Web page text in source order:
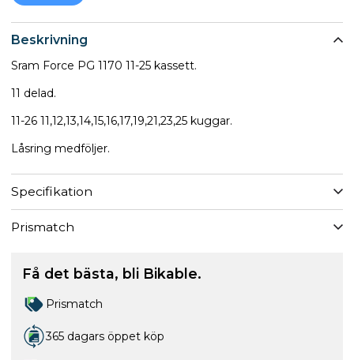
Beskrivning
Sram Force PG 1170 11-25 kassett.
11 delad.
11-26 11,12,13,14,15,16,17,19,21,23,25 kuggar.
Låsring medföljer.
Specifikation
Prismatch
Få det bästa, bli Bikable.
Prismatch
365 dagars öppet köp